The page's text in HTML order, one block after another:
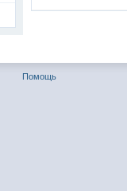
Помощь